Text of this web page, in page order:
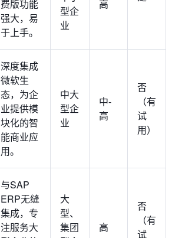
费版功能
强大，易
于上手。
型企
业
高
深度集成
微软生
态，为企
业提供模
块化的智
能商业应
用。
中大
型企
业
中-
高
否
（有
试
用）
与SAP
ERP无缝
集成，专
注服务大
大
型、
集团
高
否
（有
试